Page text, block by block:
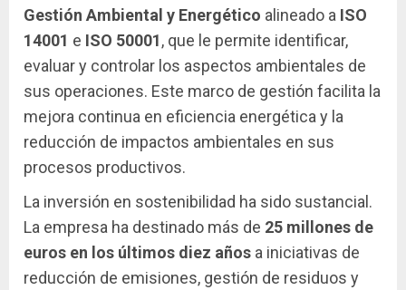
Gestión Ambiental y Energético alineado a ISO
14001 e ISO 50001, que le permite identificar,
evaluar y controlar los aspectos ambientales de
sus operaciones. Este marco de gestión facilita la
mejora continua en eficiencia energética y la
reducción de impactos ambientales en sus
procesos productivos.
La inversión en sostenibilidad ha sido sustancial.
La empresa ha destinado más de 25 millones de
euros en los últimos diez años a iniciativas de
reducción de emisiones, gestión de residuos y